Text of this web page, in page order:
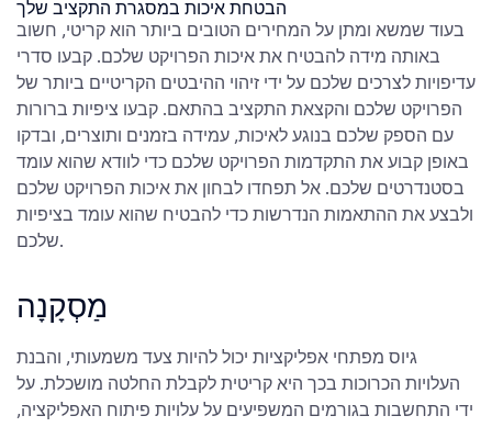
הבטחת איכות במסגרת התקציב שלך
בעוד שמשא ומתן על המחירים הטובים ביותר הוא קריטי, חשוב
באותה מידה להבטיח את איכות הפרויקט שלכם. קבעו סדרי
עדיפויות לצרכים שלכם על ידי זיהוי ההיבטים הקריטיים ביותר של
הפרויקט שלכם והקצאת התקציב בהתאם. קבעו ציפיות ברורות
עם הספק שלכם בנוגע לאיכות, עמידה בזמנים ותוצרים, ובדקו
באופן קבוע את התקדמות הפרויקט שלכם כדי לוודא שהוא עומד
בסטנדרטים שלכם. אל תפחדו לבחון את איכות הפרויקט שלכם
ולבצע את ההתאמות הנדרשות כדי להבטיח שהוא עומד בציפיות
שלכם.
מַסְקָנָה
גיוס מפתחי אפליקציות יכול להיות צעד משמעותי, והבנת
העלויות הכרוכות בכך היא קריטית לקבלת החלטה מושכלת. על
ידי התחשבות בגורמים המשפיעים על עלויות פיתוח האפליקציה,